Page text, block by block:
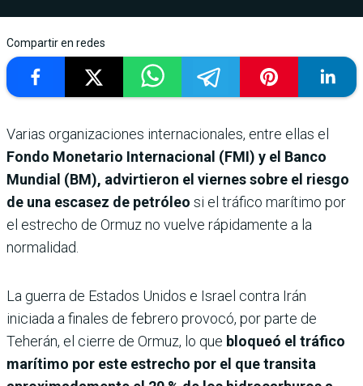
Compartir en redes
Varias organizaciones internacionales, entre ellas el
Fondo Monetario Internacional (FMI) y el Banco
Mundial (BM), advirtieron el viernes sobre el riesgo
de una escasez de petróleo si el tráfico marítimo por
el estrecho de Ormuz no vuelve rápidamente a la
normalidad.
La guerra de Estados Unidos e Israel contra Irán
iniciada a finales de febrero provocó, por parte de
Teherán, el cierre de Ormuz, lo que bloqueó el tráfico
marítimo por este estrecho por el que transita